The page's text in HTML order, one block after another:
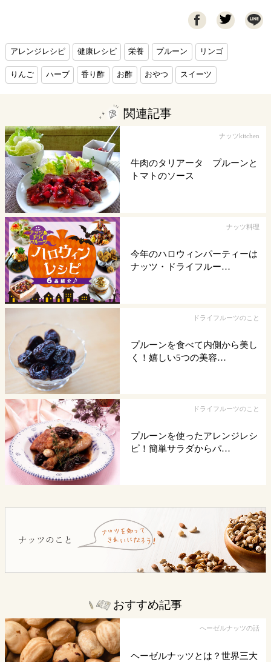

アレンジレシピ 健康レシピ 栄養 プルーン リンゴ
りんご ハーブ 香り酢 お酢 おやつ スイーツ
関連記事
ナッツkitchen
牛肉のタリアータ プルーンと
トマトのソース
ナッツ料理
今年のハロウィンパーティーは
ナッツ・ドライフルー…
ドライフルーツのこと
プルーンを食べて内側から美し
く！嬉しい5つの美容…
ドライフルーツのこと
プルーンを使ったアレンジレシ
ピ！簡単サラダからパ…
おすすめ記事
ヘーゼルナッツの話
ヘーゼルナッツとは？世界三大